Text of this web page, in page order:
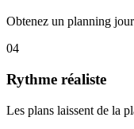
Obtenez un planning
04
Rythme réaliste
Les plans laissent de la